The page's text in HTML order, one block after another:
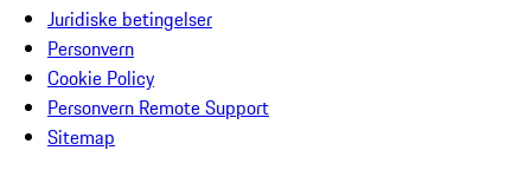
Juridiske betingelser
Personvern
Cookie Policy
Personvern Remote Support
Sitemap